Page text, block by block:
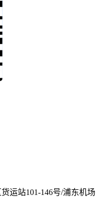
运站101-146号/浦东机场